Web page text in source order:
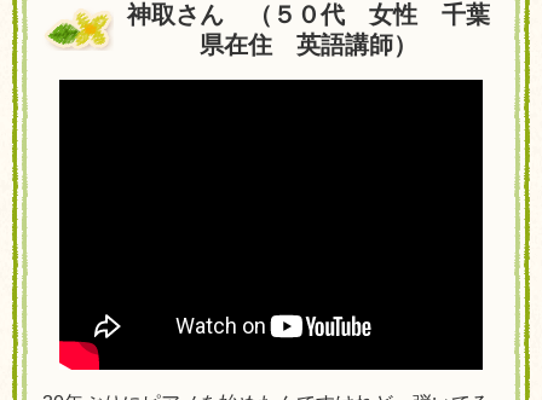
神取さん （５０代 女性 千葉
県在住 英語講師）